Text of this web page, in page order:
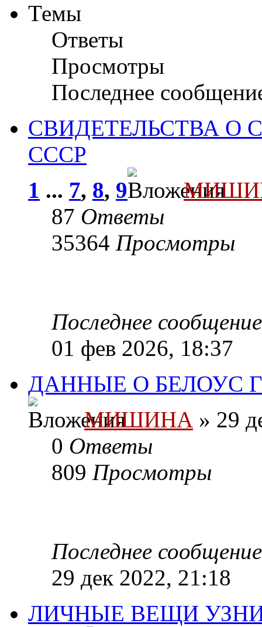
Темы
Ответы
Просмотры
Последнее
СВИДЕТЕЛЬСТВА О
СССР
1 ... 7, 8, 9
87 Ответы
35364 Просмотры
Последнее
01 фев 2026, 18:37
ДАННЫЕ О БЕЛОУС
МИШИНА » 29
0 Ответы
809 Просмотры
Последнее
29 дек 2022, 21:18
ЛИЧНЫЕ ВЕЩИ